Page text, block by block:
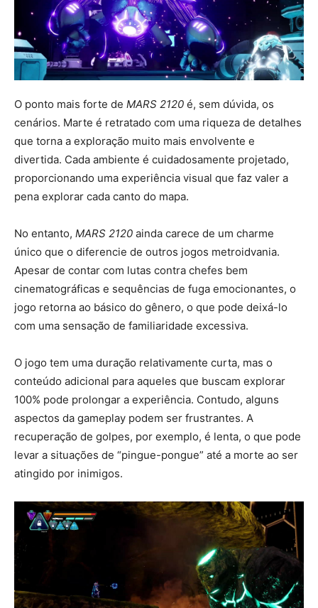
O ponto mais forte de MARS 2120 é, sem dúvida, os
cenários. Marte é retratado com uma riqueza de detalhes
que torna a exploração muito mais envolvente e
divertida. Cada ambiente é cuidadosamente projetado,
proporcionando uma experiência visual que faz valer a
pena explorar cada canto do mapa.
No entanto, MARS 2120 ainda carece de um charme
único que o diferencie de outros jogos metroidvania.
Apesar de contar com lutas contra chefes bem
cinematográficas e sequências de fuga emocionantes, o
jogo retorna ao básico do gênero, o que pode deixá-lo
com uma sensação de familiaridade excessiva.
O jogo tem uma duração relativamente curta, mas o
conteúdo adicional para aqueles que buscam explorar
100% pode prolongar a experiência. Contudo, alguns
aspectos da gameplay podem ser frustrantes. A
recuperação de golpes, por exemplo, é lenta, o que pode
levar a situações de “pingue-pongue” até a morte ao ser
atingido por inimigos.